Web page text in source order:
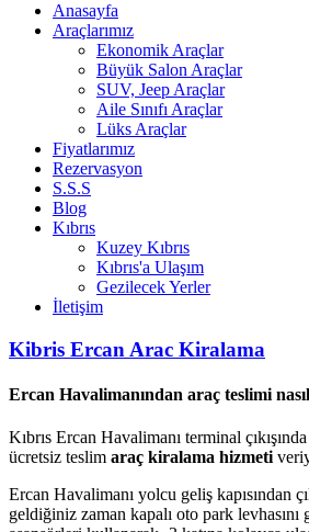
Anasayfa
Araçlarımız
Ekonomik Araçlar
Büyük Salon Araçlar
SUV, Jeep Araçlar
Aile Sınıfı Araçlar
Lüks Araçlar
Fiyatlarımız
Rezervasyon
S.S.S
Blog
Kıbrıs
Kuzey Kıbrıs
Kıbrıs'a Ulaşım
Gezilecek Yerler
İletişim
Kibris Ercan Arac Kiralama
Ercan Havalimanından araç teslimi nasıl
Kıbrıs Ercan Havalimanı terminal
ücretsiz teslim araç kiralama hizmeti
Ercan Havalimanı yolcu geliş kapısından
geldiğiniz zaman kapalı oto park